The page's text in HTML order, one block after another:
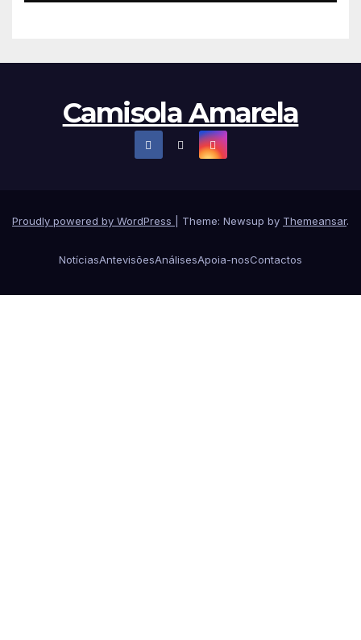
Camisola Amarela
Proudly powered by WordPress Theme: Newsup by Themeansar.
NotíciasAntevisõesAnálisesApoia-nosContactos